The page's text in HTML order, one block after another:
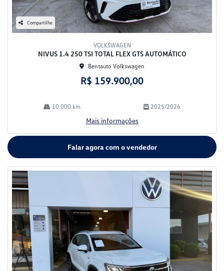
Compartilhe
VOLKSWAGEN
NIVUS 1.4 250 TSI TOTAL FLEX GTS AUTOMÁTICO
Bentauto Volkswagen
R$ 159.900,00
10.000 km 2025/2026
Mais informações
Falar agora com o vendedor